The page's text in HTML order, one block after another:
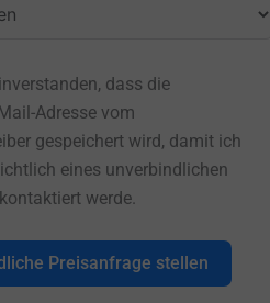
dass die
Adresse vom
gespeichert wird, damit ich
eines unverbindlichen
werde.
Preisanfrage stellen